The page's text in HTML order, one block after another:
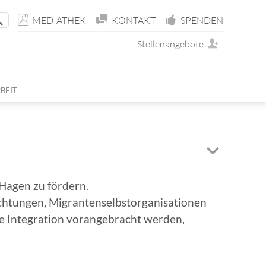
MEDIATHEK KONTAKT SPENDEN
Stellenangebote
(FUD)
MEDIENPROJEKT
zu fördern.
Migrantenselbstorganisationen
Integration vorangebracht werden,